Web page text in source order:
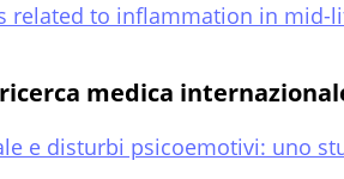
related to inflammation in mid-
medica
e disturbi psicoemotivi: uno